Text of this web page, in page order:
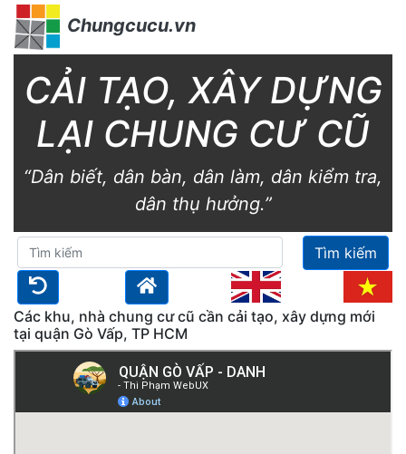
Chungcucu.vn
CẢI TẠO, XÂY DỰNG
LẠI CHUNG CƯ CŨ
“Dân biết, dân bàn, dân làm, dân kiểm tra,
dân thụ hưởng.”
Tìm kiếm
Các khu, nhà chung cư cũ cần cải tạo, xây dựng mới
tại quận Gò Vấp, TP HCM